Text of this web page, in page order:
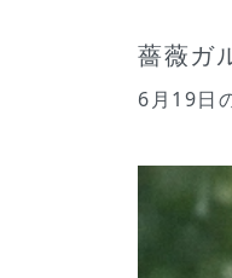
薔薇ガ
6月19日